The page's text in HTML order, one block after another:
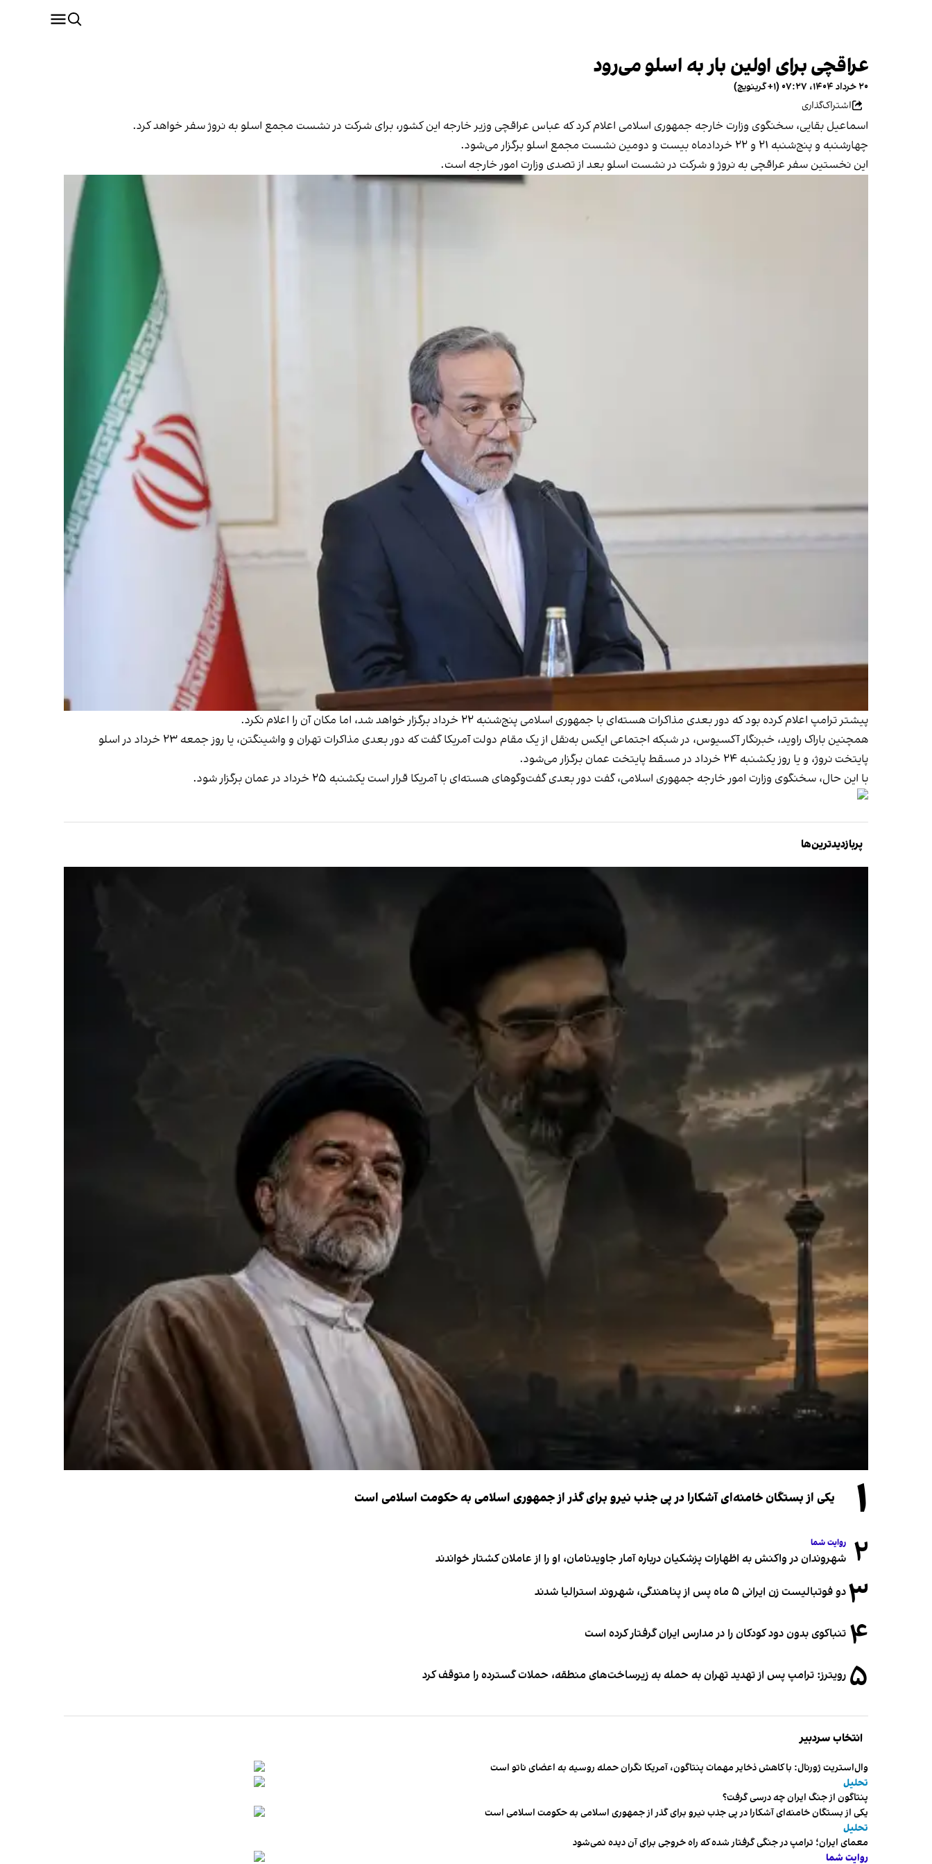
عراقچی برای اولین بار به اسلو می‌رود
۲۰ خرداد ۱۴۰۴، ۰۷:۲۷ (‎+۱ گرینویچ)
اشتراک‌گذاری
اسماعیل بقایی، سخنگوی وزارت خارجه جمهوری اسلامی اعلام کرد که عباس عراقچی وزیر خارجه این کشور، برای شرکت در نشست مجمع اسلو به نروژ سفر خواهد کرد.
چهارشنبه و پنج‌شنبه ۲۱ و ۲۲ خردادماه بیست و دومین نشست مجمع اسلو برگزار می‌شود.
این نخستین سفر عراقچی به نروژ و شرکت در نشست اسلو بعد از تصدی وزارت امور خارجه است.
پیشتر ترامپ اعلام کرده بود که دور بعدی مذاکرات هسته‌ای با جمهوری اسلامی پنج‌شنبه ۲۲ خرداد برگزار خواهد شد، اما مکان آن را اعلام نکرد.
همچنین باراک راوید، خبرنگار آکسیوس، در شبکه اجتماعی ایکس به‌نقل از یک مقام دولت آمریکا گفت که دور بعدی مذاکرات تهران و واشینگتن، یا روز جمعه ۲۳ خرداد در اسلو
پایتخت نروژ، و یا روز یکشنبه ۲۴ خرداد در مسقط پایتخت عمان برگزار می‌شود.
با این حال، سخنگوی وزارت امور خارجه جمهوری اسلامی، گفت دور بعدی گفت‌وگوهای هسته‌ای با آمریکا قرار است یکشنبه ۲۵ خرداد در عمان برگزار شود.
پربازدیدترین‌ها
۱ یکی از بستگان خامنه‌ای آشکارا در پی جذب نیرو برای گذر از جمهوری اسلامی به حکومت اسلامی است
۲ روایت شما
شهروندان در واکنش به اظهارات پزشکیان درباره آمار جاویدنامان، او را از عاملان کشتار خواندند
۳دو فوتبالیست زن ایرانی ۵ ماه پس از پناهندگی، شهروند استرالیا شدند
۴ تنباکوی بدون دود کودکان را در مدارس ایران گرفتار کرده است
۵ رویترز: ترامپ پس از تهدید تهران به حمله به زیرساخت‌های منطقه، حملات گسترده را متوقف کرد
انتخاب سردبیر
وال‌استریت ژورنال: با کاهش ذخایر مهمات پنتاگون، آمریکا نگران حمله روسیه به اعضای ناتو‌ است
تحلیل
پنتاگون از جنگ ایران چه درسی گرفت؟
یکی از بستگان خامنه‌ای آشکارا در پی جذب نیرو برای گذر از جمهوری اسلامی به حکومت اسلامی است
تحلیل
معمای ایران؛ ترامپ در جنگی گرفتار شده که راه خروجی برای آن دیده نمی‌شود
روایت شما